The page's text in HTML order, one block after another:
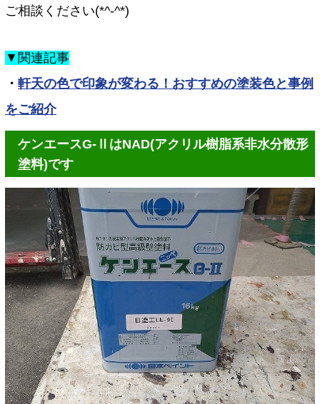
ご相談ください(*^-^*)
▼関連記事
・ 軒天の色で印象が変わる！おすすめの塗装色と事例
をご紹介
ケンエースG-ⅡはNAD(アクリル樹脂系非水分散形
塗料)です